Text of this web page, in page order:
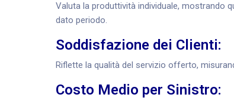
Valuta la produttività individuale, mostrando
dato periodo.
Soddisfazione dei Clienti:
Riflette la qualità del servizio offerto,
Costo Medio per Sinistro: